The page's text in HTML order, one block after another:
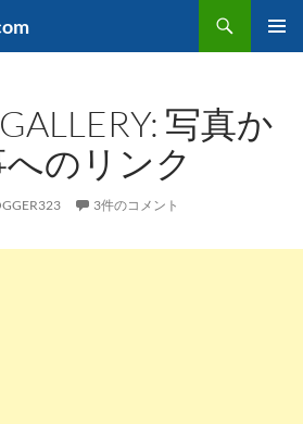
写真か
のリンク
3件のコメント